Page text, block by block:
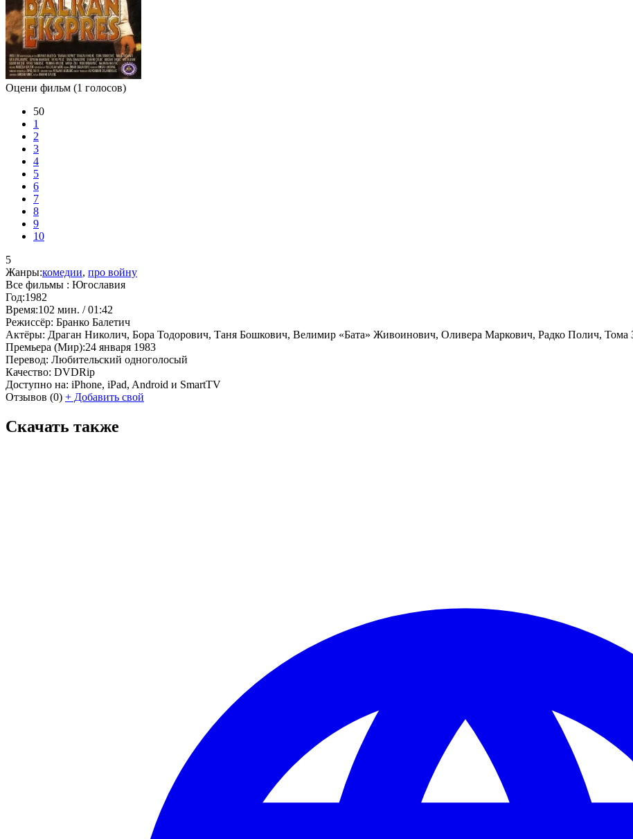
Оцени фильм (1 голосов)
50
1
2
3
4
5
6
7
8
9
10
5
Жанры:комедии, про войну
Все фильмы : Югославия
Год:1982
Время:102 мин. / 01:42
Режиссёр: Бранко Балетич
Актёры: Драган Николич, Бора Тодорович, Таня Бошкович, Велимир «Бата» Живоинович, Оливера Маркович, Радко Полич, Тома
Премьера (Мир):24 января 1983
Перевод: Любительский одноголосый
Качество: DVDRip
Доступно на: iPhone, iPad, Android и SmartTV
Отзывов (0) + Добавить свой
Скачать также